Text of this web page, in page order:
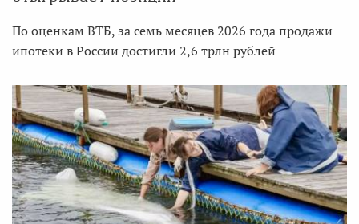
По оценкам ВТБ, за семь месяцев 2026 года продажи
ипотеки в России достигли 2,6 трлн рублей